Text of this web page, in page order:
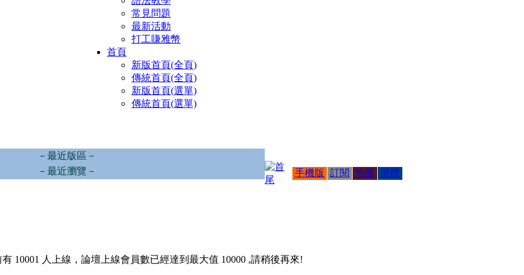
常見問題
最新活動
打工賺雅幣
首頁
新版首頁(全頁)
傳統首頁(全頁)
新版首頁(選單)
傳統首頁(選單)
－最近版區－
－最近瀏覽－
手機版 訂閱 地圖 簡體
10001 人上線，論壇上線會員數已經達到最大值 10000 ,請稍後再來!